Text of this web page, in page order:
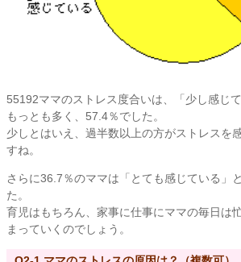
55192ママのストレス度合いは、「少し感じ
もっとも多く、57.4％でした。
少しとはいえ、過半数以上の方がストレスを
すね。
さらに36.7％のママは「とても感じている」
た。
育児はもちろん、家事に仕事にママの毎日は
まっていくのでしょう。